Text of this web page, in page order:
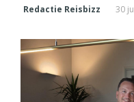
Redactie Reisbizz 30